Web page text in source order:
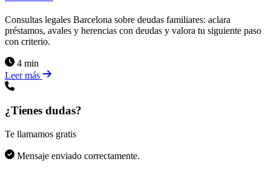
Consultas legales Barcelona sobre deudas familiares: aclara
préstamos, avales y herencias con deudas y valora tu siguiente paso
con criterio.
4 min
Leer más
¿Tienes dudas?
Te llamamos gratis
Mensaje enviado correctamente.